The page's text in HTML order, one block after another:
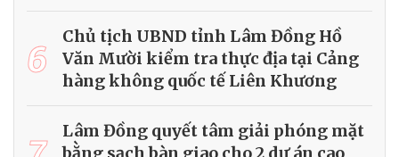
6
Chủ tịch UBND tỉnh Lâm Đồng Hồ
Văn Mười kiểm tra thực địa tại Cảng
hàng không quốc tế Liên Khương
Lâm Đồng quyết tâm giải phóng mặt